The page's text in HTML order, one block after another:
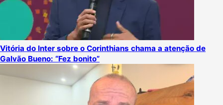
Vitória do Inter sobre o Corinthians chama a atenção de
Galvão Bueno: “Fez bonito”